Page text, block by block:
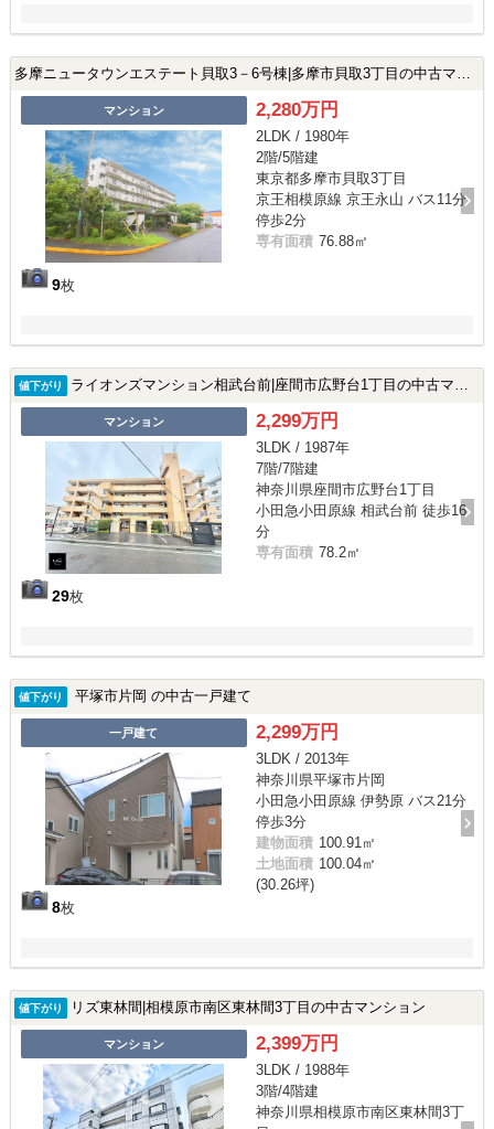
マンション
9枚
2,280万円
2LDK / 1980年
2階/5階建
東京都多摩市貝取3丁目
京王相模原線 京王永山 バス11分
停歩2分
専有面積 76.88㎡
値下がり ライオンズマンション相武台前|座間市広野台1丁目の中古マンション
マンション
29枚
2,299万円
3LDK / 1987年
7階/7階建
神奈川県座間市広野台1丁目
小田急小田原線 相武台前 徒歩16
分
専有面積 78.2㎡
値下がり 平塚市片岡 の中古一戸建て
一戸建て
8枚
2,299万円
3LDK / 2013年
神奈川県平塚市片岡
小田急小田原線 伊勢原 バス21分
停歩3分
建物面積 100.91㎡
土地面積 100.04㎡
(30.26坪)
値下がり リズ東林間|相模原市南区東林間3丁目の中古マンション
マンション 2,399万円
3LDK / 1988年
3階/4階建
神奈川県相模原市南区東林間3丁